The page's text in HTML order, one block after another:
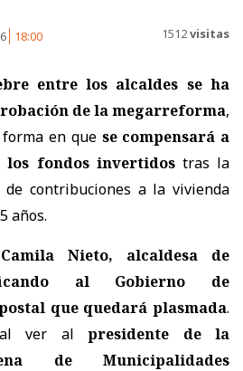
18:00 1512visitas
entre los alcaldes se ha
de la megarreforma,
en que se compensará a
fondos invertidostras la
contribuciones a la vivienda
años.
Nieto, alcaldesa de
al Gobierno de
que quedará plasmada.
al ver al presidente de la
de Municipalidades